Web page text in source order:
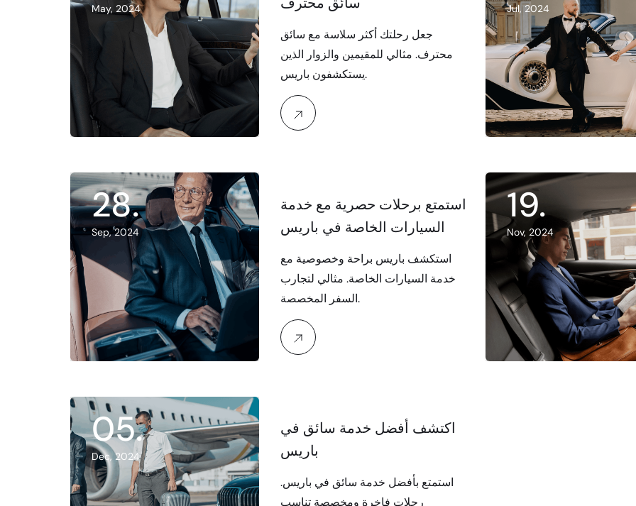
May, 2024
جعل رحلتك أكثر سلاسة مع سائق
محترف. مثالي للمقيمين والزوار الذين
يستكشفون باريس.
Jul, 2024
28.
Sep, 2024
استمتع برحلات حصرية مع خدمة
السيارات الخاصة في باريس
استكشف باريس براحة وخصوصية مع
خدمة السيارات الخاصة. مثالي لتجارب
السفر المخصصة.
19.
Nov, 2024
05.
Dec, 2024
اكتشف أفضل خدمة سائق في
باريس
استمتع بأفضل خدمة سائق في باريس.
رحلات فاخرة ومخصصة تناسب